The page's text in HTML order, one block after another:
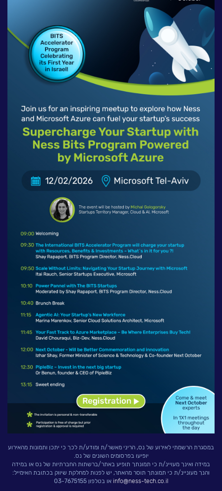
לעבוד בנס
אירועים וכנסים
פודקאסט
נס בכותרות
וובינרים מומלצים
דברו איתנו
במסגרת הרשמתי לאירוע של נס, הריני מאשר/ת ומודע/ת לכך כי יתכן ותמונות מהאירוע
יופיעו בפרסומים השונים של נס.
במידה ואינך מעויינ/ת כי תמונתך תופיע באתר/ברשתות החברתיות של נס או במידה
והנך מעוניינ/ת כי תמונתך תוסר מהאתר, יש לפנות למחלקת שיווק בכתובת האימייל:
info@ness-tech.co.il או בטלפון 03-7675155